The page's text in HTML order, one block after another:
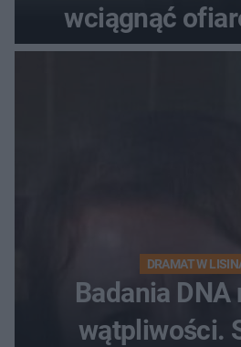
wciągnąć
DRAMAT W
Badania DNA
wątpliwości.